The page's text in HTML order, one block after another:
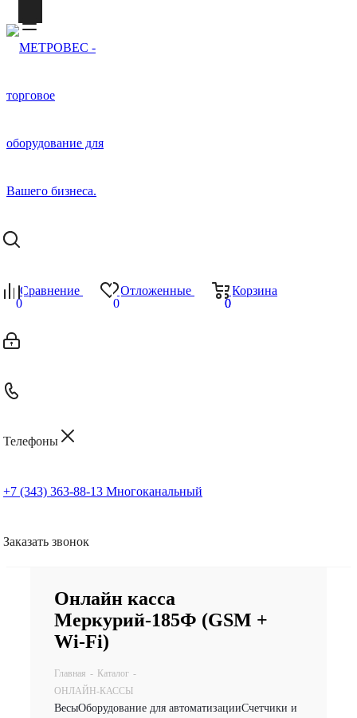
Сравнение
0
Отложенные
0
Корзина
0
0
Телефоны
+7 (343) 363-88-13 Многоканальный
Заказать звонок
Онлайн касса
Меркурий-185Ф (GSM +
Wi-Fi)
Главная - Каталог -
ОНЛАЙН-КАССЫ
ВесыОборудование для автоматизацииСчетчики и